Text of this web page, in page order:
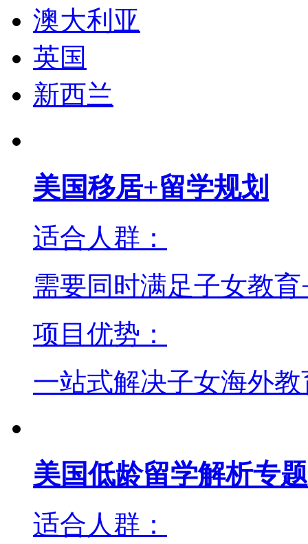
澳大利亚
英国
新西兰
美国移居+留学规划
适合人群：
需要同时满足子女教
项目优势：
一站式解决子女海外
美国低龄留学解析专题
适合人群：